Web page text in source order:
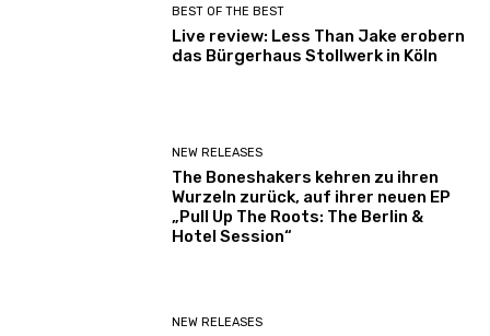
BEST OF THE BEST
Live review: Less Than Jake erobern
das Bürgerhaus Stollwerk in Köln
NEW RELEASES
The Boneshakers kehren zu ihren
Wurzeln zurück, auf ihrer neuen EP
„Pull Up The Roots: The Berlin &
Hotel Session“
NEW RELEASES